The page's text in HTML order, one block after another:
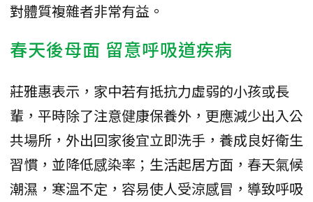
對體質複雜者非常有益。
春天後母面 留意呼吸道疾病
莊雅惠表示，家中若有抵抗力虛弱的小孩或長
輩，平時除了注意健康保養外，更應減少出入公
共場所，外出回家後宜立即洗手，養成良好衛生
習慣，並降低感染率；生活起居方面，春天氣候
潮濕，寒溫不定，容易使人受涼感冒，導致呼吸